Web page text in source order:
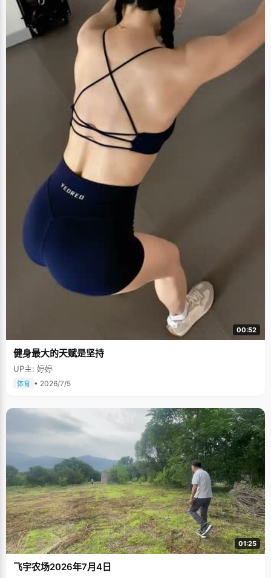
00:52
健身最大的天赋是坚持
UP主: 婷婷
体育 • 2026/7/5
01:25
飞宇农场2026年7月4日